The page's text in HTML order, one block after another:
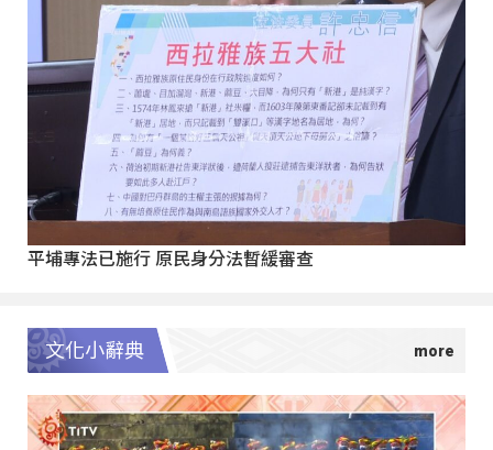
平埔專法已施行 原民身分法暫緩審查
文化小辭典